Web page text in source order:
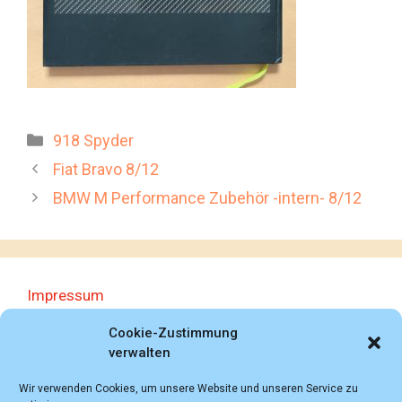
Cookie-Zustimmung
verwalten
Wir verwenden Cookies, um unsere Website und unseren Service zu
Kategorien
918 Spyder
Fiat Bravo 8/12
BMW M Performance Zubehör -intern- 8/12
Impressum
Datenschutzerklärung